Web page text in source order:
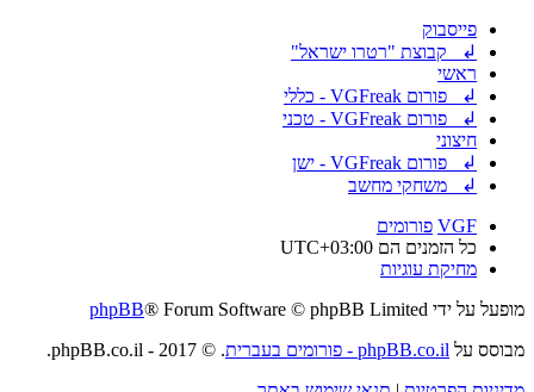
פייסבוק
↲ קבוצת "רטרו ישראל"
ראשי
↲ פורום VGFreak - כללי
↲ פורום VGFreak - טכני
חיצוני
↲ פורום VGFreak - ישן
↲ משחקי מחשב
VGF פורומים
כל הזמנים הם UTC+03:00
מחיקת עוגיות
מופעל על ידי
phpBB® Forum Software © phpBB Limited
מבוסס על phpBB.co.il - פורומים בעברית
. © 2017 - phpBB.co.il.